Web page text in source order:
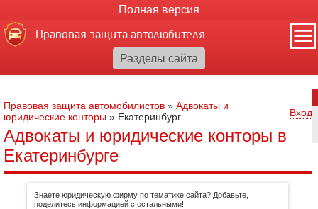
Полная версия
Правовая защита автолюбителя
Правовая защита автомобилистов » Адвокаты и
юридические конторы » Екатеринбург Вход
Адвокаты и юридические конторы в
Екатеринбурге
Знаете юридическую фирму по тематике сайта? Добавьте,
поделитесь информацией с остальными!